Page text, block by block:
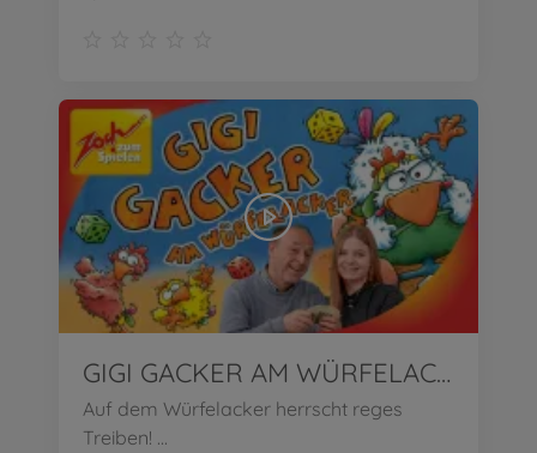
GIGI GACKER AM WÜRFELACKER | Wir stellen vor!
Auf dem Würfelacker herrscht reges
Treiben! ...